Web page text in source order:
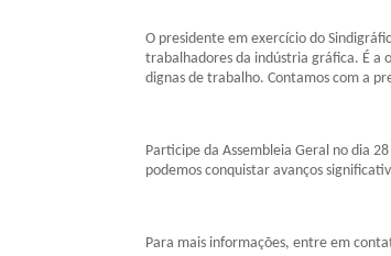
O presidente em exercício do
trabalhadores da indústria gráfica. É a
dignas de trabalho. Contamos com a
Participe da Assembleia Geral no dia
podemos conquistar avanços
Para mais informações, entre em